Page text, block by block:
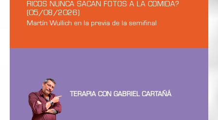
RICOS NUNCA SACAN FOTOS A LA COMIDA?
(05/08/2026)
Martín Wullich en la previa de la semifinal
TERAPIA CON GABRIEL CARTAÑÁ